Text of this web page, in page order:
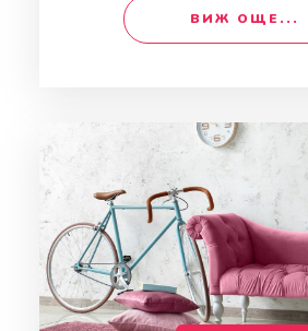
ВИЖ ОЩЕ...